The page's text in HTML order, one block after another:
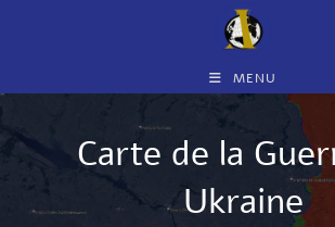
MENU
Carte de la
Ukraine​